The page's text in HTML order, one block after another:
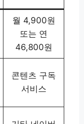
월 4,900원
또는 연
46,800원
콘텐츠 구독
서비스